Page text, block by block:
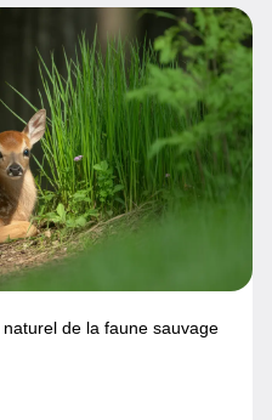
de la faune sauvage